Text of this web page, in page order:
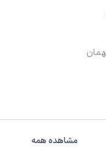
مشاهده همه